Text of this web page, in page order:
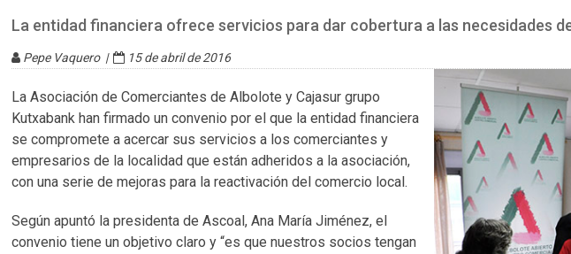
La entidad financiera ofrece servicios para dar cobertura a las necesidades
Pepe Vaquero | 15 de abril de 2016
La Asociación de Comerciantes de Albolote y Cajasur grupo
Kutxabank han firmado un convenio por el que la entidad financiera
se compromete a acercar sus servicios a los comerciantes y
empresarios de la localidad que están adheridos a la asociación,
con una serie de mejoras para la reactivación del comercio local.
Según apuntó la presidenta de Ascoal, Ana María Jiménez, el
convenio tiene un objetivo claro y “es que nuestros socios tengan